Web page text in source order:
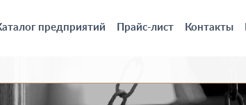
предприятий Прайс-лист Контакты